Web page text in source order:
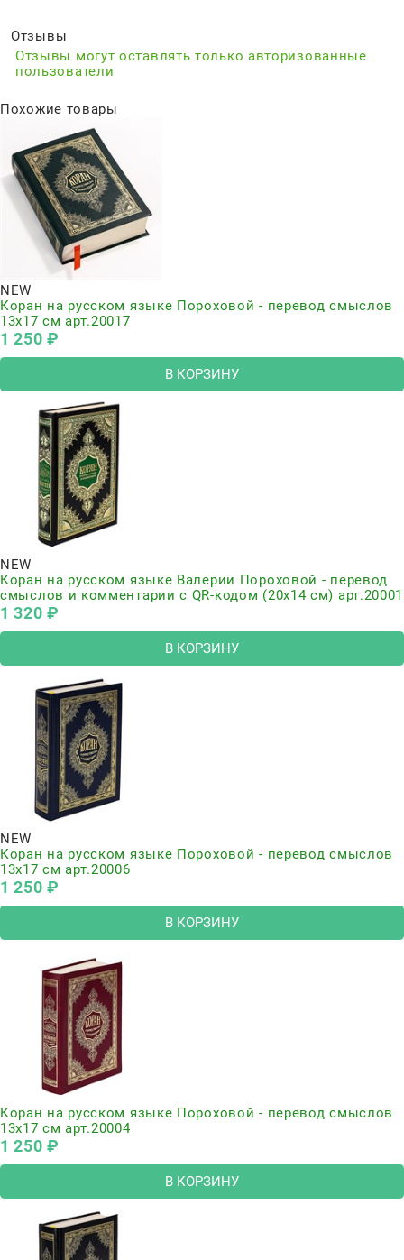
Отзывы
Отзывы могут оставлять только авторизованные
пользователи
Похожие товары
NEW
Коран на русском языке Пороховой - перевод смыслов
13х17 см арт.20017
1 250 ₽
В КОРЗИНУ
NEW
Коран на русском языке Валерии Пороховой - перевод
смыслов и комментарии с QR-кодом (20х14 см) арт.20001
1 320 ₽
В КОРЗИНУ
NEW
Коран на русском языке Пороховой - перевод смыслов
13х17 см арт.20006
1 250 ₽
В КОРЗИНУ
Коран на русском языке Пороховой - перевод смыслов
13х17 см арт.20004
1 250 ₽
В КОРЗИНУ